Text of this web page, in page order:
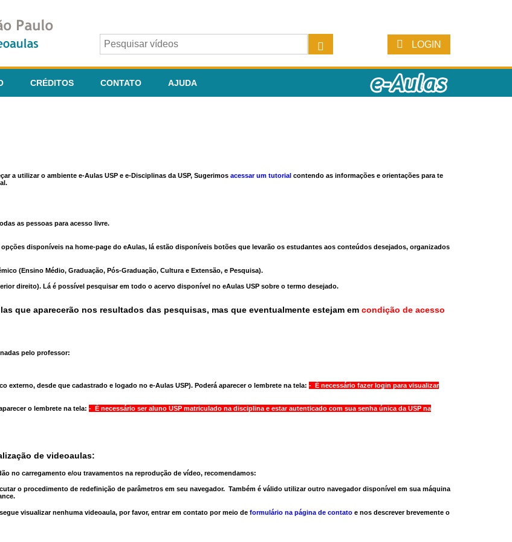
LOGIN
CRÉDITOS CONTATO AJUDA
a utilizar o ambiente e-Aulas USP e e-Disciplinas da USP, Sugerimos acessar um tutorial contendo as informações e orientações para te
as pessoas para acesso livre.
disponíveis na home-page do eAulas, lá estão disponíveis botões que levarão os estudantes aos conteúdos desejados, organizados
(Ensino Médio, Graduação, Pós-Graduação, Cultura e Extensão, e Pesquisa).
direito). Lá é possível pesquisar em todo o acervo disponível no eAulas USP sobre o termo desejado.
que aparecerão nos resultados das pesquisas, mas que eventualmente estejam em condição de acesso
pelo professor:
externo, desde que cadastrado e logado no e-Aulas USP). Poderá aparecer o lembrete na tela: - É necessário fazer login para visualizar
o lembrete na tela: - É necessário ser aluno USP matriculado na disciplina e estar autenticado com sua senha única da USP na
de videoaulas:
no carregamento e/ou travamentos na reprodução de vídeo, recomendamos:
o procedimento de redefinição de parâmetros em seu navegador. Também é válido utilizar outro navegadordisponível em sua máquina
visualizar nenhuma videoaula, por favor, entrar em contato por meio de formulário na página de contato e nos descrever brevemente o